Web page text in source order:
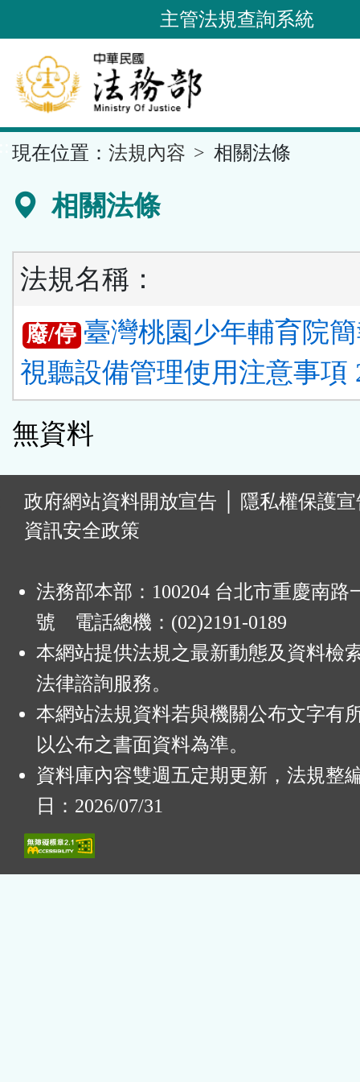
到
要
內
容
區
主管法規查詢系統
現在位置： 法規內容 相關法條
相關法條
法規名稱：
廢/停 臺灣桃園少年輔育院
視聽設備管理使用注意事項
無資料
政府網站資料開放宣告
隱私權保護
資訊安全政策
法務部本部：100204 台北市重慶南路
號 電話總機：(02)2191-0189
本網站提供法規之最新動態及資料檢
法律諮詢服務。
本網站法規資料若與機關公布文字有
以公布之書面資料為準。
資料庫內容雙週五定期更新，法規整
日：2026/07/31